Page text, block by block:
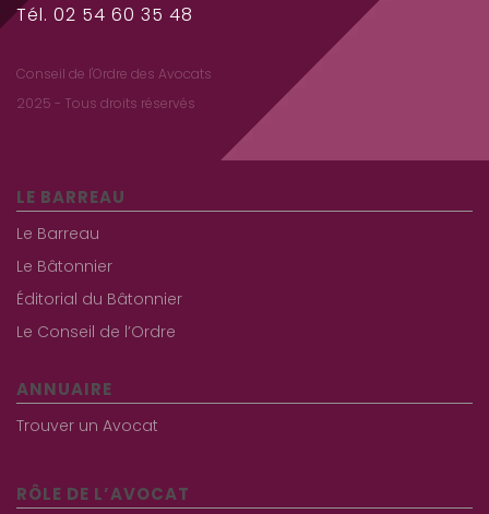
Tél. 02 54 60 35 48
Conseil de l'Ordre des Avocats
2025 - Tous droits réservés
LE BARREAU
Le Barreau
Le Bâtonnier
Éditorial du Bâtonnier
Le Conseil de l’Ordre
ANNUAIRE
Trouver un Avocat
RÔLE DE L’AVOCAT